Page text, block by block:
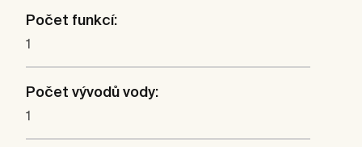
Počet funkcí:
1
Počet vývodů vody:
1